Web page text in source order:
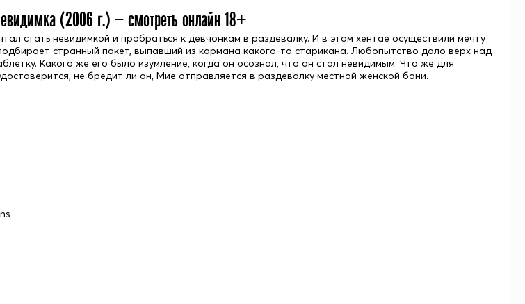
(2006 г.) — смотреть онлайн 18+
стать невидимкой и пробраться к девчонкам в раздевалку. И в этом хентае осуществили мечту
странный пакет, выпавший из кармана какого-то старикана. Любопытство дало верх над
Какого же его было изумление, когда он осознал, что он стал невидимым. Что же для
не бредит ли он, Мие отправляется в раздевалку местной женской бани.